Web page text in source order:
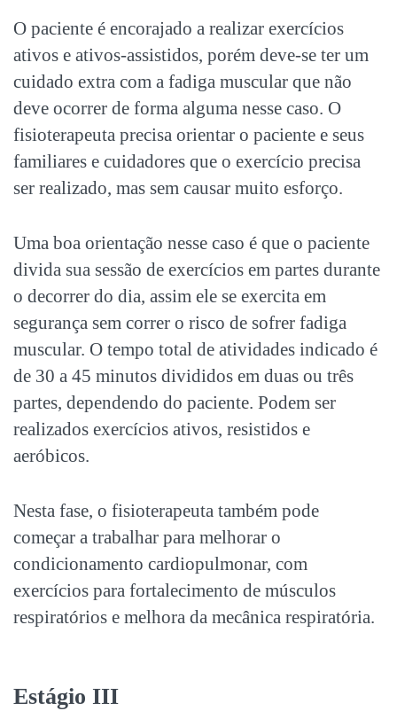
O paciente é encorajado a realizar exercícios
ativos e ativos-assistidos, porém deve-se ter um
cuidado extra com a fadiga muscular que não
deve ocorrer de forma alguma nesse caso. O
fisioterapeuta precisa orientar o paciente e seus
familiares e cuidadores que o exercício precisa
ser realizado, mas sem causar muito esforço.
Uma boa orientação nesse caso é que o paciente
divida sua sessão de exercícios em partes durante
o decorrer do dia, assim ele se exercita em
segurança sem correr o risco de sofrer fadiga
muscular. O tempo total de atividades indicado é
de 30 a 45 minutos divididos em duas ou três
partes, dependendo do paciente. Podem ser
realizados exercícios ativos, resistidos e
aeróbicos.
Nesta fase, o fisioterapeuta também pode
começar a trabalhar para melhorar o
condicionamento cardiopulmonar, com
exercícios para fortalecimento de músculos
respiratórios e melhora da mecânica respiratória.
Estágio III